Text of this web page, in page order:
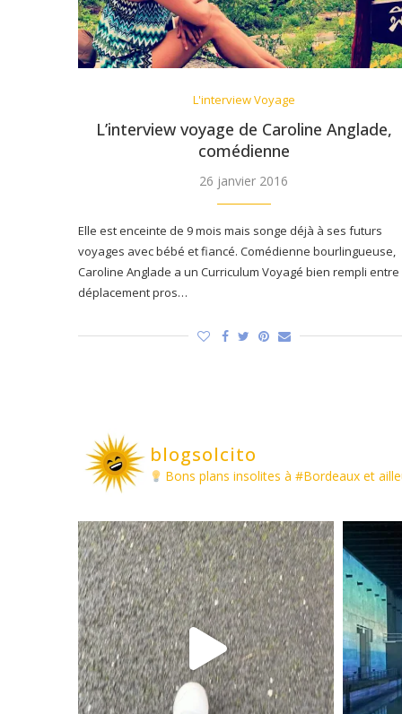
L'interview Voyage
L’interview voyage de Caroline Anglade,
comédienne
26 janvier 2016
Elle est enceinte de 9 mois mais songe déjà à ses futurs
voyages avec bébé et fiancé. Comédienne bourlingueuse,
Caroline Anglade a un Curriculum Voyagé bien rempli entre
déplacement pros…
blogsolcito
Bons plans insolites à #Bordeaux et